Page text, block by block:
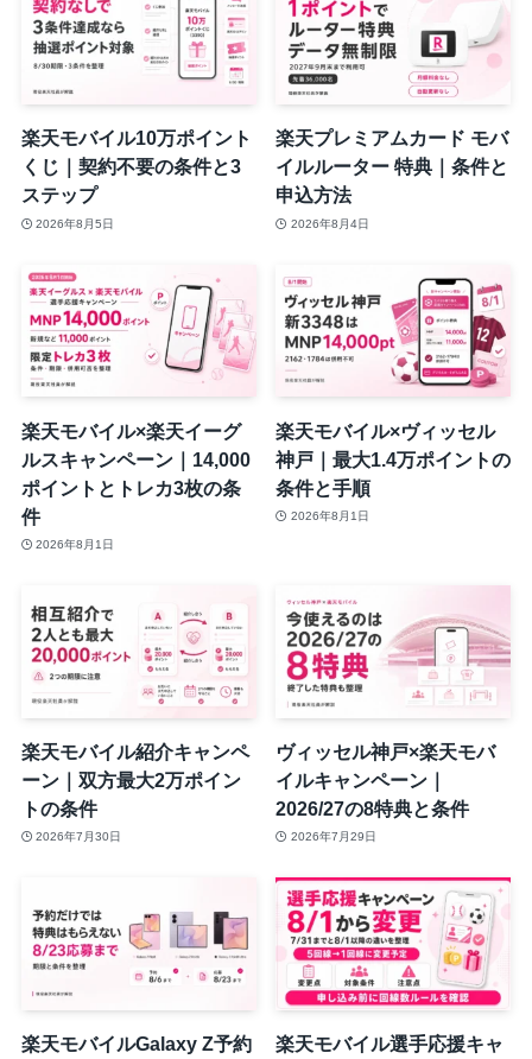
楽天モバイル10万ポイント
くじ｜契約不要の条件と3
ステップ
2026年8月5日
楽天プレミアムカード モバ
イルルーター 特典｜条件と
申込方法
2026年8月4日
楽天モバイル×楽天イーグ
ルスキャンペーン｜14,000
ポイントとトレカ3枚の条
件
2026年8月1日
楽天モバイル×ヴィッセル
神戸｜最大1.4万ポイントの
条件と手順
2026年8月1日
楽天モバイル紹介キャンペ
ーン｜双方最大2万ポイン
トの条件
2026年7月30日
ヴィッセル神戸×楽天モバ
イルキャンペーン｜
2026/27の8特典と条件
2026年7月29日
楽天モバイルGalaxy Z予約
楽天モバイル選手応援キャ